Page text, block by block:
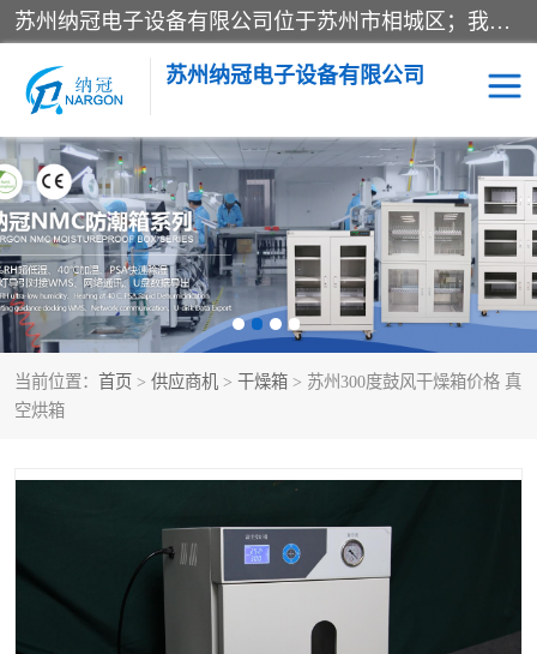
苏州纳冠电子设备有限公司位于苏州市相城区；我司依托国外先进技术结合国内用户的需求，为客户提供具有WMS功能的超低湿快速除湿电子防潮，压缩空气连续干燥柜、智能物料管理氮气储物柜、自制氮氮气柜、防潮氮气组合柜、不锈钢洁净氮气柜、洁净储物柜、石墨舟柜、亮灯导引丝网板存储柜、PCB柔性板气密干燥柜等
苏州纳冠电子设备有限公司
当前位置： 首页 > 供应商机 > 干燥箱 > 苏州300度鼓风干燥箱价格 真
空烘箱
电子防潮箱 氮气柜
智能料架 干燥箱